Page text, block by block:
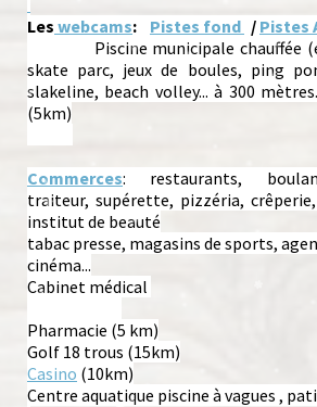
Les webcams: Pistes fond / Pistes
Piscine municipale chauffée
skate parc, jeux de boules, ping
slakeline, beach volley... à 300
(5km)
Commerces: restaurants,
traiteur, supérette, pizzéria,
institut de beauté
tabac presse, magasins de sports,
cinéma...
Cabinet médical
Pharmacie (5 km)
Golf 18 trous (15km)
Casino (10km)
Centre aquatique piscine à vagues ,